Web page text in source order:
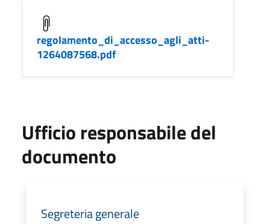
regolamento_di_accesso_agli_atti-
1264087568.pdf
Ufficio responsabile del
documento
Segreteria generale